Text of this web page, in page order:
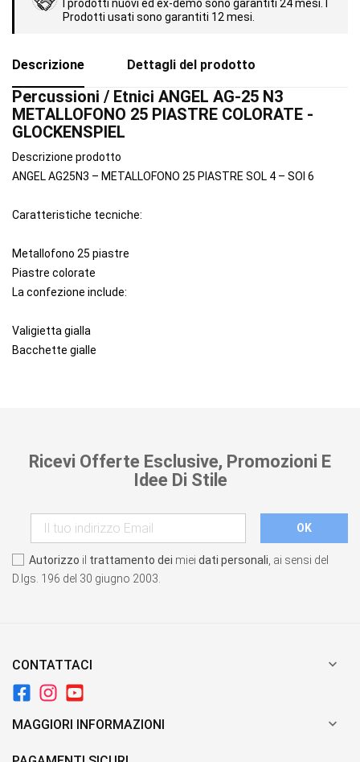
I prodotti nuovi ed ex-demo sono garantiti 24 mesi. I
Prodotti usati sono garantiti 12 mesi.
Descrizione Dettagli del prodotto
Percussioni / Etnici ANGEL AG-25 N3
METALLOFONO 25 PIASTRE COLORATE -
GLOCKENSPIEL
Descrizione prodotto
ANGEL AG25N3 – METALLOFONO 25 PIASTRE SOL 4 – SOl 6
Caratteristiche tecniche:
Metallofono 25 piastre
Piastre colorate
La confezione include:
Valigietta gialla
Bacchette gialle
Ricevi Offerte Esclusive, Promozioni E
Idee Di Stile
Autorizzo il trattamento dei miei dati personali , ai sensi del
D.lgs. 196 del 30 giugno 2003.
CONTATTACI 
MAGGIORI INFORMAZIONI 